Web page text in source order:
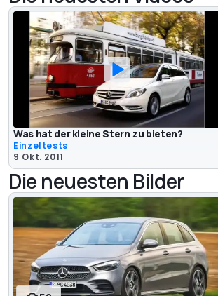
Was hat der kleine Stern zu bieten?
Einzeltests
9 Okt. 2011
Die neuesten Bilder